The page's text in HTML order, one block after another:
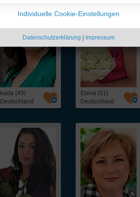
Irada (49)
Deutschland
Elena (51)
Deutschland
Individuelle Cookie-Einstellungen
Datenschutzerklärung | Impressum